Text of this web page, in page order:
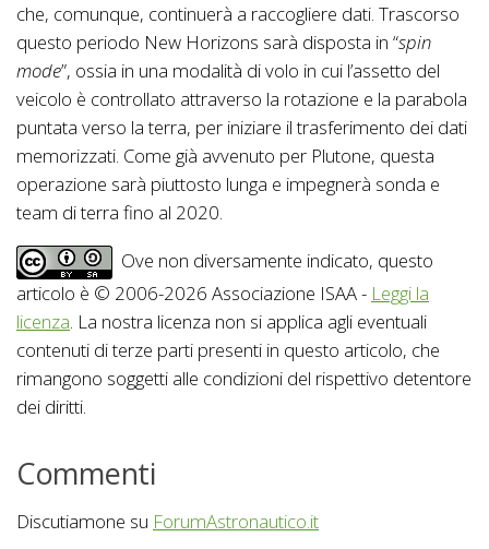
che, comunque, continuerà a raccogliere dati. Trascorso
questo periodo New Horizons sarà disposta in “spin
mode”, ossia in una modalità di volo in cui l’assetto del
veicolo è controllato attraverso la rotazione e la parabola
puntata verso la terra, per iniziare il trasferimento dei dati
memorizzati. Come già avvenuto per Plutone, questa
operazione sarà piuttosto lunga e impegnerà sonda e
team di terra fino al 2020.
Ove non diversamente indicato, questo
articolo è © 2006-2026 Associazione ISAA - Leggi la
licenza. La nostra licenza non si applica agli eventuali
contenuti di terze parti presenti in questo articolo, che
rimangono soggetti alle condizioni del rispettivo detentore
dei diritti.
Commenti
Discutiamone su ForumAstronautico.it